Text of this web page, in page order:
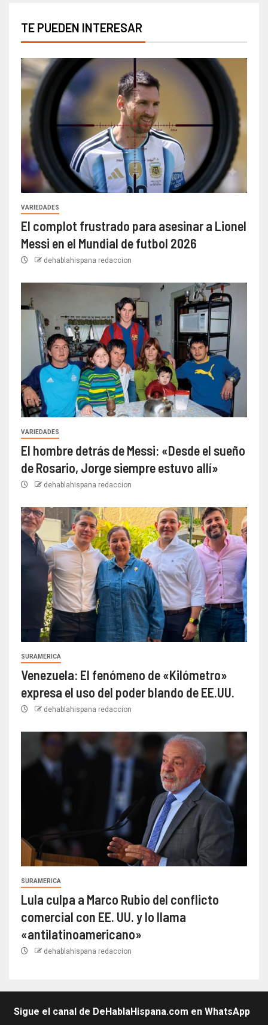
TE PUEDEN INTERESAR
VARIEDADES
El complot frustrado para asesinar a Lionel
Messi en el Mundial de futbol 2026
dehablahispana redaccion
VARIEDADES
El hombre detrás de Messi: «Desde el sueño
de Rosario, Jorge siempre estuvo allí»
dehablahispana redaccion
SURAMERICA
Venezuela: El fenómeno de «Kilómetro»
expresa el uso del poder blando de EE.UU.
dehablahispana redaccion
SURAMERICA
Lula culpa a Marco Rubio del conflicto
comercial con EE. UU. y lo llama
«antilatinoamericano»
dehablahispana redaccion
Sigue el canal de DeHablaHispana.com en WhatsApp